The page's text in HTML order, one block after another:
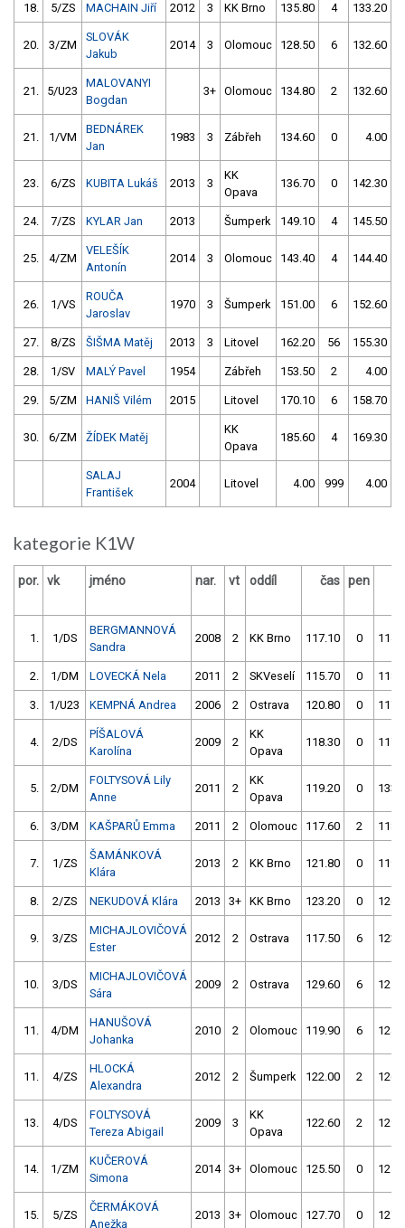
18. 5/ZS MACHAIN Jiří 2012 3 KK Brno 135.80 4 133.20
20. 3/ZM
SLOVÁK
Jakub
2014 3 Olomouc 128.50 6 132.60
21. 5/U23
MALOVANYI
Bogdan
3+ Olomouc 134.80 2 132.60
21. 1/VM
BEDNÁREK
Jan
1983 3 Zábřeh 134.60 0 4.00
23. 6/ZS KUBITA Lukáš 2013 3
KK
Opava
136.70 0 142.30
24. 7/ZS KYLAR Jan 2013 Šumperk 149.10 4 145.50
25. 4/ZM
VELEŠÍK
Antonín
2014 3 Olomouc 143.40 4 144.40
26. 1/VS
ROUČA
Jaroslav
1970 3 Šumperk 151.00 6 152.60
27. 8/ZS ŠIŠMA Matěj 2013 3 Litovel 162.20 56 155.30
28. 1/SV MALÝ Pavel 1954 Zábřeh 153.50 2 4.00
29. 5/ZM HANIŠ Vilém 2015 Litovel 170.10 6 158.70
30. 6/ZM ŽÍDEK Matěj
KK
Opava
185.60 4 169.30
SALAJ
František
2004 Litovel 4.00 999 4.00
kategorie K1W
por. vk jméno nar. vt oddíl čas pen
1. 1/DS
BERGMANNOVÁ
Sandra
2008 2 KK Brno 117.10 0
2. 1/DM LOVECKÁ Nela 2011 2 SKVeselí 115.70 0
3. 1/U23 KEMPNÁ Andrea 2006 2 Ostrava 120.80 0
4. 2/DS
PÍŠALOVÁ
Karolína
2009 2
KK
Opava
118.30 0
5. 2/DM
FOLTYSOVÁ Lily
Anne
2011 2
KK
Opava
119.20 0
6. 3/DM KAŠPARŮ Emma 2011 2 Olomouc 117.60 2
7. 1/ZS
ŠAMÁNKOVÁ
Klára
2013 2 KK Brno 121.80 0
8. 2/ZS NEKUDOVÁ Klára 2013 3+ KK Brno 123.20 0
9. 3/ZS
MICHAJLOVIČOVÁ
Ester
2012 2 Ostrava 117.50 6
10. 3/DS
MICHAJLOVIČOVÁ
Sára
2009 2 Ostrava 129.60 6
11. 4/DM
HANUŠOVÁ
Johanka
2010 2 Olomouc 119.90 6
11. 4/ZS
HLOCKÁ
Alexandra
2012 2 Šumperk 122.00 2
13. 4/DS
FOLTYSOVÁ
Tereza Abigail
2009 3
KK
Opava
122.60 2
14. 1/ZM
KUČEROVÁ
Simona
2014 3+ Olomouc 125.50 0
15. 5/ZS
ČERMÁKOVÁ
Anežka
2013 3+ Olomouc 127.70 0